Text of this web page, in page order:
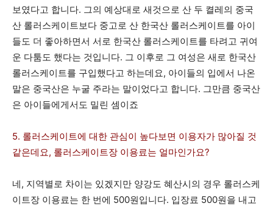
보였다고 합니다. 그의 예상대로 새것으로 산 두 켤레의 중국
산 롤러스케이트보다 중고로 산 한국산 롤러스케이트를 아이
들도 더 좋아하면서 서로 한국산 롤러스케이트를 타려고 귀여
운 다툼도 했다는 것입니다. 그 이후로 그 여성은 새로 한국산
롤러스케이트를 구입했다고 하는데요, 아이들의 입에서 나온
말은 중국산은 누굴 주라는 말이었다고 합니다. 그만큼 중국산
은 아이들에게서도 밀린 셈이죠
5. 롤러스케이트에 대한 관심이 높다보면 이용자가 많아질 것
같은데요, 롤러스케이트장 이용료는 얼마인가요?
네, 지역별로 차이는 있겠지만 양강도 혜산시의 경우 롤러스케
이트장 이용료는 한 번에 500원입니다. 입장료 500원을 내고